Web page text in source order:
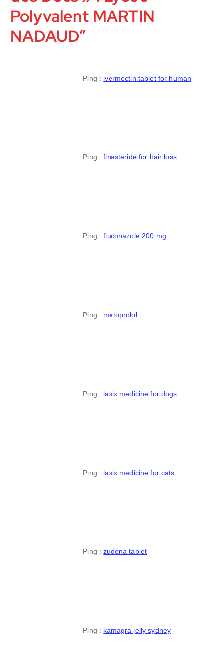
Polyvalent MARTIN
NADAUD”
Ping : ivermectin tablet for human
Ping :finasteride for hair loss
Ping :fluconazole 200 mg
Ping : metoprolol
Ping : lasix medicine for dogs
Ping : lasix medicine for cats
Ping :zudena tablet
Ping : kamagra jelly sydney